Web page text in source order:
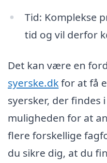
Tid: Komplekse
tid og vil derfor
Det kan være en
syerske.dkfor at få
syersker, der findes
muligheden for at
flere forskellige
du sikre dig, at du